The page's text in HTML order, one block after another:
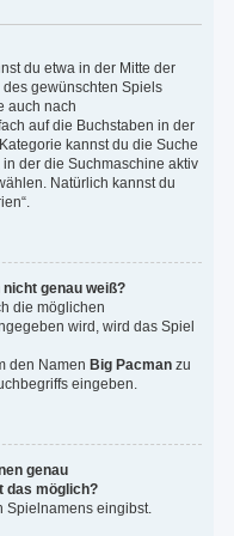
du etwa in der Mitte der
gewünschten Spiels
auch nach
auf die Buchstaben in der
kannst du die Suche
der die Suchmaschine aktiv
Natürlich kannst du
genau weiß?
die möglichen
wird, wird das Spiel
den Namen Big Pacman zu
eingeben.
genau
das möglich?
Spielnamens eingibst.